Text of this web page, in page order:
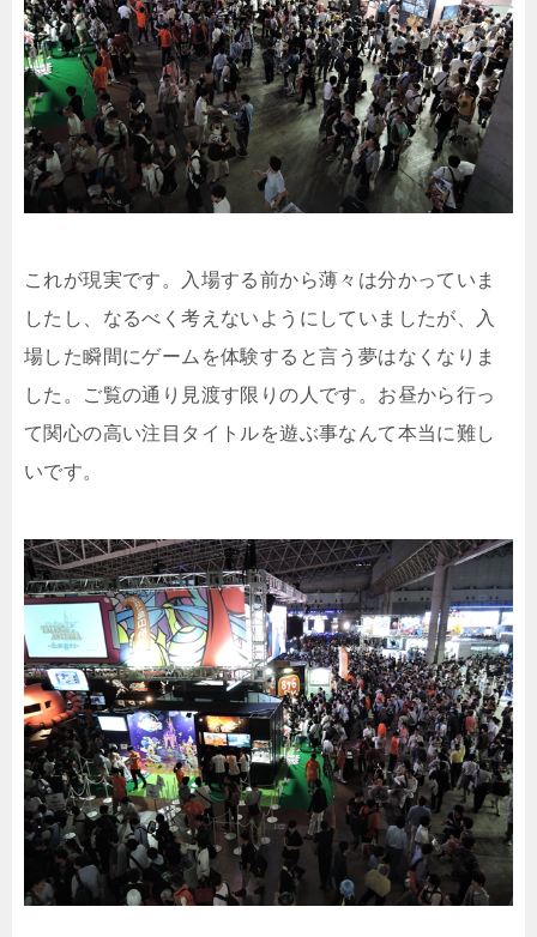
これが現実です。入場する前から薄々は分かっていま
したし、なるべく考えないようにしていましたが、入
場した瞬間にゲームを体験すると言う夢はなくなりま
した。ご覧の通り見渡す限りの人です。お昼から行っ
て関心の高い注目タイトルを遊ぶ事なんて本当に難し
いです。